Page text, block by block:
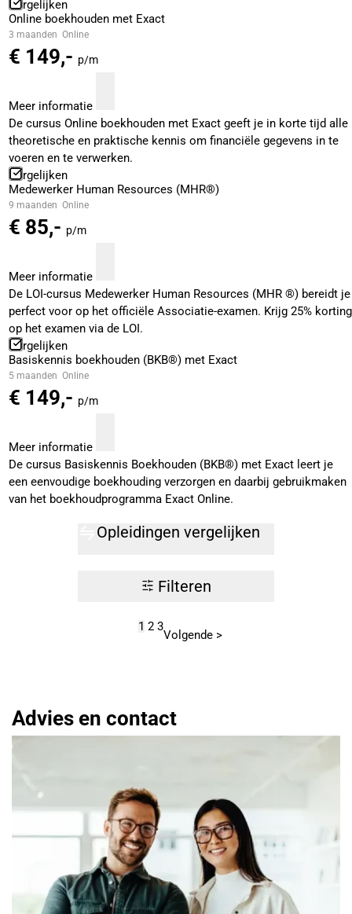
Vergelijken
Online boekhouden met Exact
3 maanden Online
€ 149,- p/m
Meer informatie
De cursus Online boekhouden met Exact geeft je in korte tijd alle
theoretische en praktische kennis om financiële gegevens in te
voeren en te verwerken.
Vergelijken
Medewerker Human Resources (MHR®)
9 maanden Online
€ 85,- p/m
Meer informatie
De LOI-cursus Medewerker Human Resources (MHR ®) bereidt je
perfect voor op het officiële Associatie-examen. Krijg 25% korting
op het examen via de LOI.
Vergelijken
Basiskennis boekhouden (BKB®) met Exact
5 maanden Online
€ 149,- p/m
Meer informatie
De cursus Basiskennis Boekhouden (BKB®) met Exact leert je
een eenvoudige boekhouding verzorgen en daarbij gebruikmaken
van het boekhoudprogramma Exact Online.
Opleidingen vergelijken
Filteren
1 2 3
Volgende >
Advies en contact